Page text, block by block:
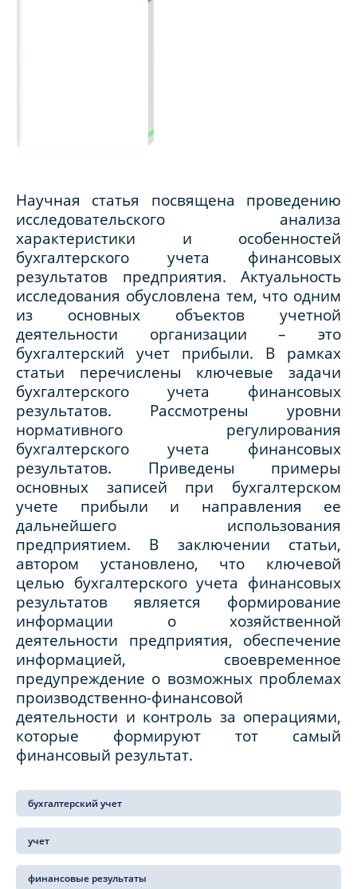
Научная статья посвящена проведению
исследовательского анализа
характеристики и особенностей
бухгалтерского учета финансовых
результатов предприятия. Актуальность
исследования обусловлена тем, что одним
из основных объектов учетной
деятельности организации – это
бухгалтерский учет прибыли. В рамках
статьи перечислены ключевые задачи
бухгалтерского учета финансовых
результатов. Рассмотрены уровни
нормативного регулирования
бухгалтерского учета финансовых
результатов. Приведены примеры
основных записей при бухгалтерском
учете прибыли и направления ее
дальнейшего использования
предприятием. В заключении статьи,
автором установлено, что ключевой
целью бухгалтерского учета финансовых
результатов является формирование
информации о хозяйственной
деятельности предприятия, обеспечение
информацией, своевременное
предупреждение о возможных проблемах
производственно-финансовой
деятельности и контроль за операциями,
которые формируют тот самый
финансовый результат.
бухгалтерский учет
учет
финансовые результаты